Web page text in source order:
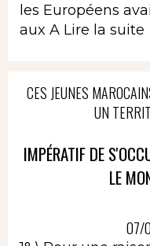
les Européens
aux A Lire la suite
CES JEUNES
UN
IMPÉRATIF DE
LE
07/